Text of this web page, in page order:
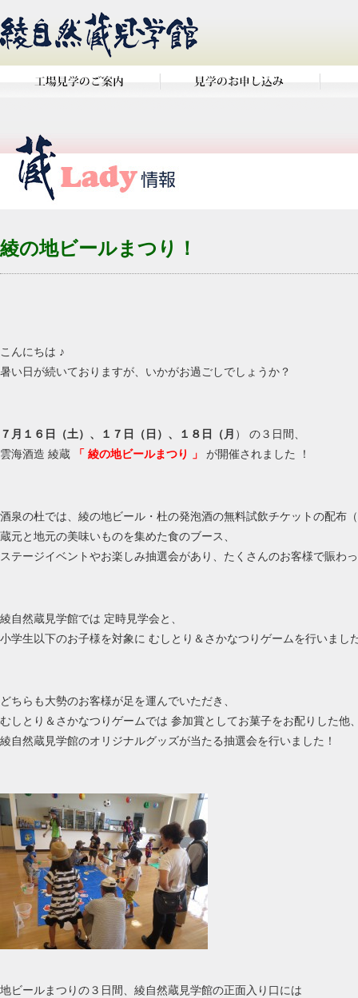
綾の地ビールまつり！
こんにちは ♪
暑い日が続いておりますが、いかがお過ごしでしょうか？
７月１６日（土）、１７日（日）、１８日（月 ） の３日間、
雲海酒造 綾蔵 「 綾の地ビールまつり 」 が開催されました ！
酒泉の杜では、綾の地ビール・杜の発泡酒の無料試飲チケットの配布
蔵元と地元の美味いものを集めた食のブース、
ステージイベントやお楽しみ抽選会があり、たくさんのお客様で賑わ
綾自然蔵見学館では 定時見学会と、
小学生以下のお子様を対象に むしとり＆さかなつりゲームを行いまし
どちらも大勢のお客様が足を運んでいただき、
むしとり＆さかなつりゲームでは 参加賞としてお菓子をお配りした他
綾自然蔵見学館のオリジナルグッズが当たる抽選会を行いました！
地ビールまつりの３日間、綾自然蔵見学館の正面入り口には